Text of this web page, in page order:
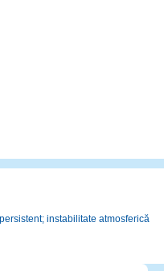
instabilitate atmosferică